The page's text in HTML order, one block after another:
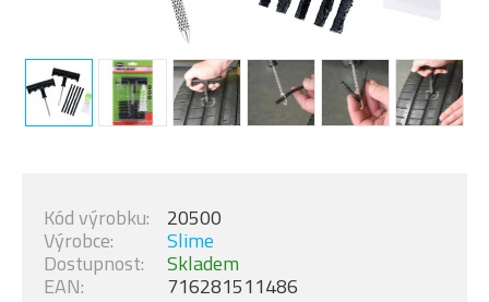
Dostupnost: Skladem
Výrobce: Slime
Kód výrobku: 20500
EAN: 716281511486